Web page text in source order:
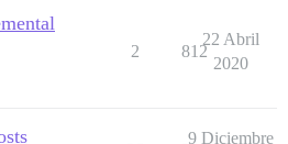
2 812
22 Abril
2020
9 Diciembre